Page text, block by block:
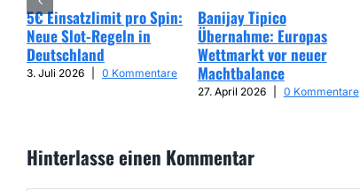
5€ Einsatzlimit pro Spin:
Neue Slot-Regeln in
Deutschland
3. Juli 2026 0 Kommentare
Banijay Tipico
Übernahme: Europas
Wettmarkt vor neuer
Machtbalance
27. April 2026 0 Kommentare
Hinterlasse einen Kommentar